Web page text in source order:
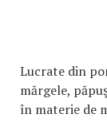
Lucrate din
mărgele,
în materie de